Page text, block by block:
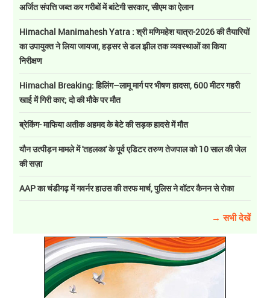
अर्जित संपत्ति जब्त कर गरीबों में बांटेगी सरकार, सीएम का ऐलान
Himachal Manimahesh Yatra : श्री मणिमहेश यात्रा-2026 की तैयारियों
का उपायुक्त ने लिया जायजा, हड़सर से डल झील तक व्यवस्थाओं का किया
निरीक्षण
Himachal Breaking: हिलिंग–लामू मार्ग पर भीषण हादसा, 600 मीटर गहरी
खाई में गिरी कार; दो की मौके पर मौत
ब्रेकिंग- माफिया अतीक अहमद के बेटे की सड़क हादसे में मौत
यौन उत्पीड़न मामले में 'तहलका' के पूर्व एडिटर तरुण तेजपाल को 10 साल की जेल
की सज़ा
AAP का चंडीगढ़ में गवर्नर हाउस की तरफ मार्च, पुलिस ने वॉटर कैनन से रोका
→ सभी देखें